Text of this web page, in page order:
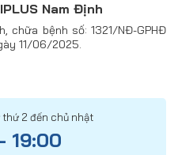
Nam Định
chữa bệnh số: 1321/NĐ-GPHĐ
11/06/2025.
2 đến chủ nhật
19:00